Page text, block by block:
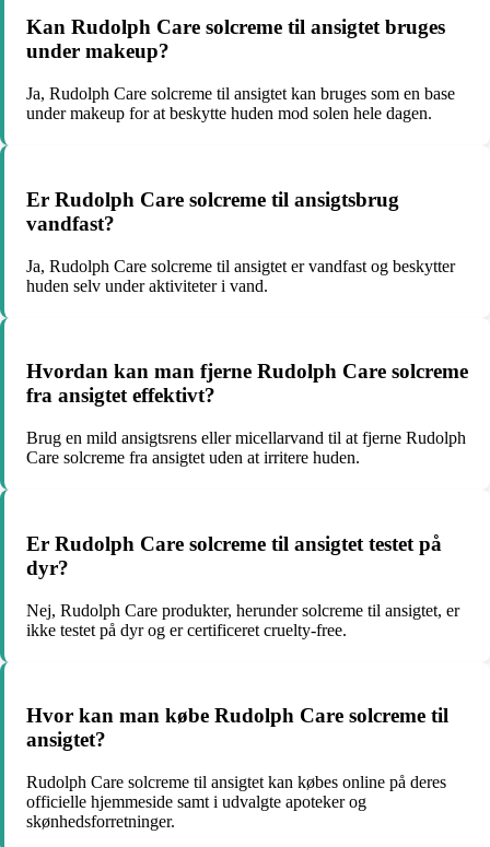
Kan Rudolph Care solcreme til ansigtet bruges
under makeup?
Ja, Rudolph Care solcreme til ansigtet kan bruges som en base
under makeup for at beskytte huden mod solen hele dagen.
Er Rudolph Care solcreme til ansigtsbrug
vandfast?
Ja, Rudolph Care solcreme til ansigtet er vandfast og beskytter
huden selv under aktiviteter i vand.
Hvordan kan man fjerne Rudolph Care solcreme
fra ansigtet effektivt?
Brug en mild ansigtsrens eller micellarvand til at fjerne Rudolph
Care solcreme fra ansigtet uden at irritere huden.
Er Rudolph Care solcreme til ansigtet testet på
dyr?
Nej, Rudolph Care produkter, herunder solcreme til ansigtet, er
ikke testet på dyr og er certificeret cruelty-free.
Hvor kan man købe Rudolph Care solcreme til
ansigtet?
Rudolph Care solcreme til ansigtet kan købes online på deres
officielle hjemmeside samt i udvalgte apoteker og
skønhedsforretninger.